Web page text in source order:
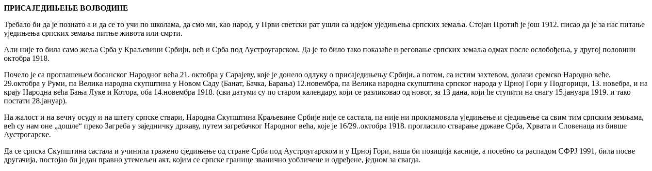
ПРИСАЈЕДИЊЕЊЕ ВОЈВОДИНЕ
Требало би да је познато а и да се то учи по школама, да смо ми, као народ, у Први светски рат ушли са идејом уједињења српских земаља. Стојан Протић је још 1912. писао да је за нас питање
уједињења српских земаља питње живота или смрти.
Али није то била само жеља Срба у Краљевини Србији, већ и Срба под Аустроугарском. Да је то било тако показаће и реговање српских земаља одмах после ослобођења, у другој половини
октобра 1918.
Почело је са проглашењем босанског Народног већа 21. октобра у Сарајеву, које је донело одлуку о присаједињењу Србији, а потом, са истим захтевом, долази сремско Народно веће,
29.октобра у Руми, па Велика народна скупштина у Новом Саду (Банат, Бачка, Барања) 12.новембра, па Велика народна скупштина српског народа у Црној Гори у Подгорици, 13. новебра, и на
крају Народна већа Бања Луке и Котора, оба 14.новембра 1918. (сви датуми су по старом календару, који се разликовао од новог, за 13 дана, који ће ступити на снагу 15.јануара 1919. и тако
постати 28.јануар).
На жалост и на вечну осуду и на штету српске ствари, Народна Скупштина Краљевине Србије није се састала, па није ни прокламовала уједињење и сједињење са свим тим српским земљама,
већ су нам оне „дошле“ преко Загреба у заједничку државу, путем загребачког Народног већа, које је 16/29..октобра 1918. прогласило стварање државе Срба, Хрвата и Словенаца из бивше
Аустрогарске.
Да се српска Скупштина састала и учинила тражено сједињење од стране Срба под Аустроугарском и у Црној Гори, наша би позиција касније, а посебно са распадом СФРЈ 1991, била посве
другачија, постојао би један правно утемељен акт, којим се српске границе званично уобличене и одређене, једном за свагда.